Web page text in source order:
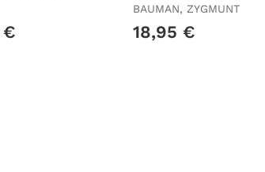
€
BAUMAN, ZYGMUNT
18,95 €